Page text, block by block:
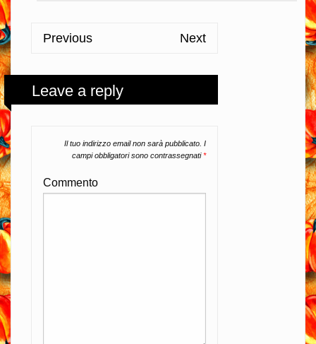
Previous Next
Leave a reply
Il tuo indirizzo email non sarà pubblicato. I
campi obbligatori sono contrassegnati*
Commento